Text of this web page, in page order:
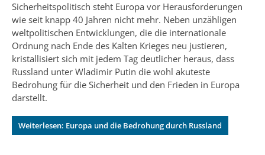
Sicherheitspolitisch steht Europa vor Herausforderungen
wie seit knapp 40 Jahren nicht mehr. Neben unzähligen
weltpolitischen Entwicklungen, die die internationale
Ordnung nach Ende des Kalten Krieges neu justieren,
kristallisiert sich mit jedem Tag deutlicher heraus, dass
Russland unter Wladimir Putin die wohl akuteste
Bedrohung für die Sicherheit und den Frieden in Europa
darstellt.
Weiterlesen: Europa und die Bedrohung durch Russland